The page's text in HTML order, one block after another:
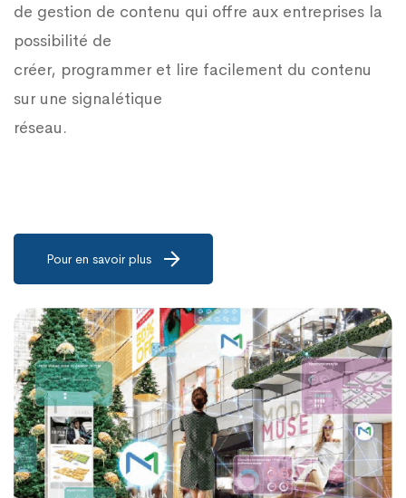
de gestion de contenu qui offre aux entreprises la
possibilité de
créer, programmer et lire facilement du contenu
sur une signalétique
réseau.
Pour en savoir plus